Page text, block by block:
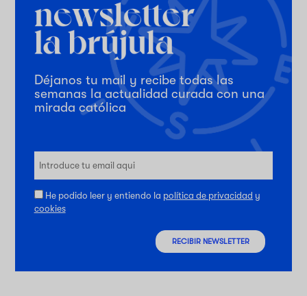
Déjanos tu mail y recibe todas las
semanas la actualidad curada con una
mirada católica
He podido leer y entiendo la política de privacidad y
cookies
RECIBIR NEWSLETTER